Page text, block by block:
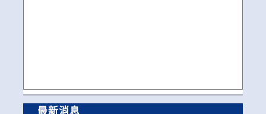
最新消息